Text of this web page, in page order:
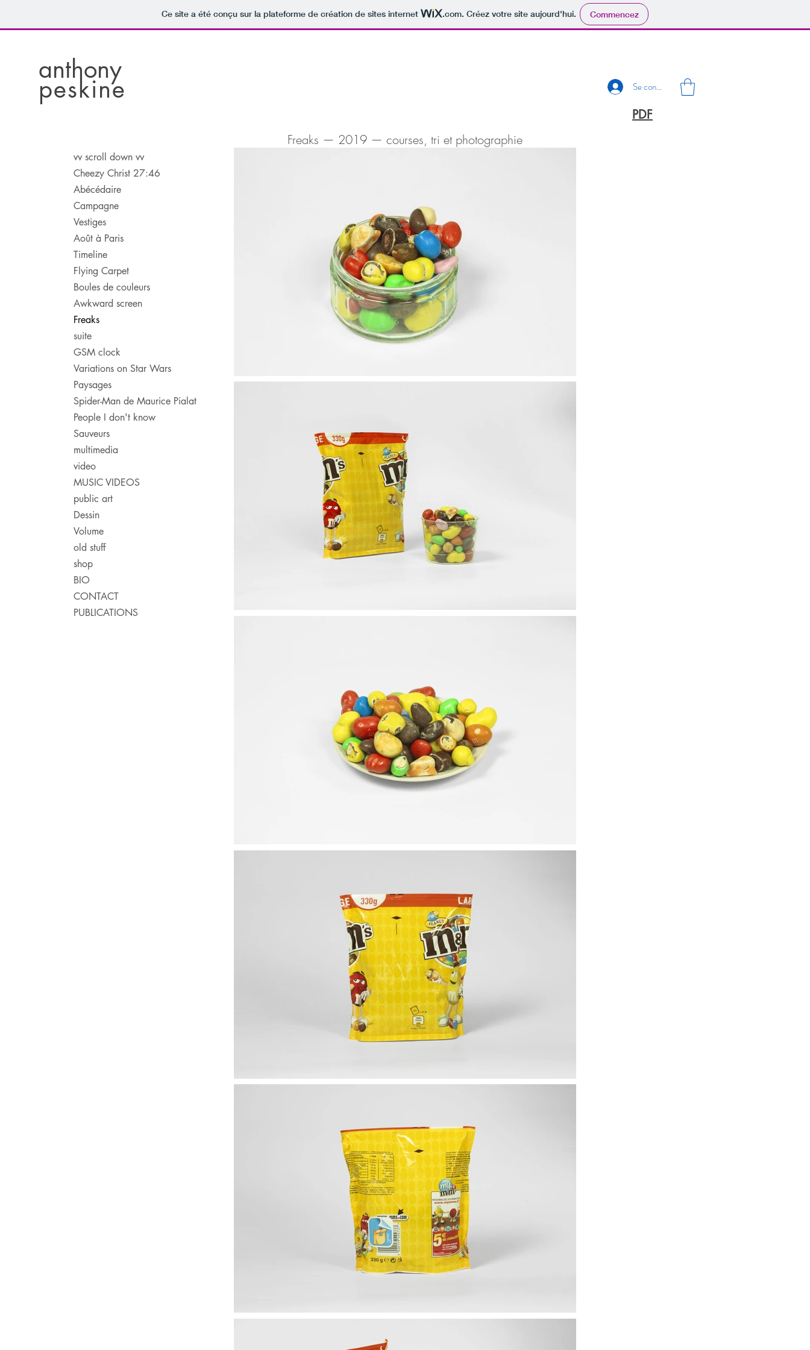
Ce site a été conçu sur la plateforme de création de sites internet .com. Créez votre site aujourd'hui. Commencez
anthony
peskine Se connecter
PDF
Freaks — 2019 — courses, tri et photographie
vv scroll down vv
Cheezy Christ 27:46
Abécédaire
Campagne
Vestiges
Août à Paris
Timeline
Flying Carpet
Boules de couleurs
Awkward screen
Freaks
suite
GSM clock
Variations on Star Wars
Paysages
Spider-Man de Maurice Pialat
People I don't know
Sauveurs
multimedia
video
MUSIC VIDEOS
public art
Dessin
Volume
old stuff
shop
BIO
CONTACT
PUBLICATIONS